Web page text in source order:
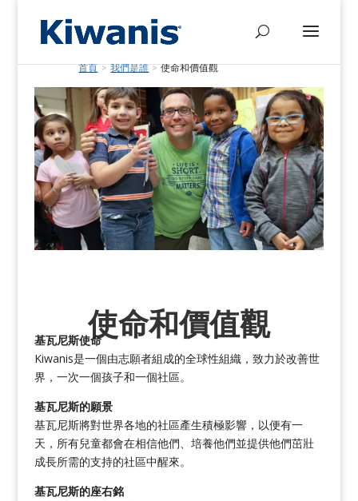
首頁 > 我們是誰 > 使命和價值觀
使命和價值觀
基瓦尼斯使命
Kiwanis是一個由志願者組成的全球性組織，致力於改善世
界，一次一個孩子和一個社區。
基瓦尼斯的願景
基瓦尼斯將對世界各地的社區產生積極影響，以便有一
天，所有兒童都會在相信他們、培養他們並提供他們茁壯
成長所需的支持的社區中醒來。
基瓦尼斯的座右銘